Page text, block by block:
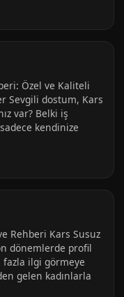
Özel ve Kaliteli
Sevgili dostum, Kars
var? Belki iş
kendinize
Rehberi Kars Susuz
dönemlerde profil
ilgi görmeye
gelen kadınlarla